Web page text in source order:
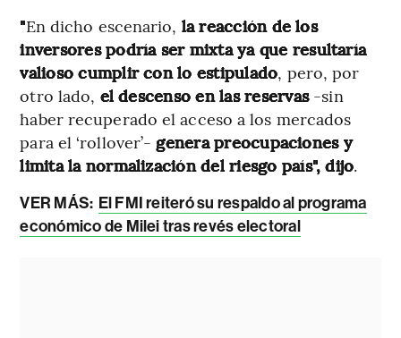
"En dicho escenario, la reacción de los
inversores podría ser mixta ya que resultaría
valioso cumplir con lo estipulado, pero, por
otro lado, el descenso en las reservas -sin
haber recuperado el acceso a los mercados
para el ‘rollover’- genera preocupaciones y
limita la normalización del riesgo país", dijo.
VER MÁS: El FMI reiteró su respaldo al programa
económico de Milei tras revés electoral